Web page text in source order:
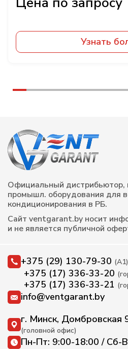
Узнать
Официальный дистрибьютор,
промышл. оборудования для
кондиционирования в РБ.
Сайт ventgarant.by носит
и не является публичной
+375 (29) 130-79-30 (А1)
+375 (17) 336-33-20
+375 (17) 336-33-21
info@ventgarant.by
г. Минск, Домбровская
(головной офис)
Пн-Пт: 9:00-18:00 / Сб-